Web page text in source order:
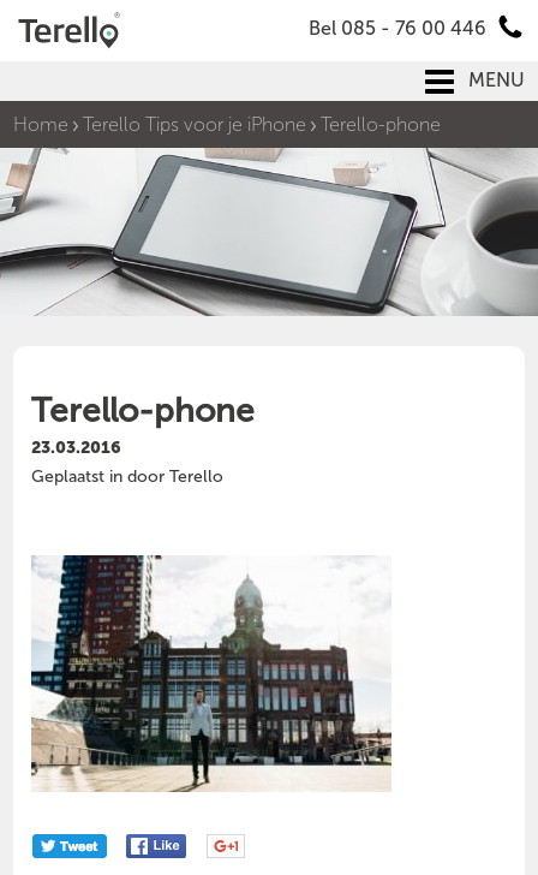
Bel 085 - 76 00 446
MENU
Home
Terello Tips voor je iPhone Terello-phone
Terello-phone
23.03.2016
Geplaatst in door Terello